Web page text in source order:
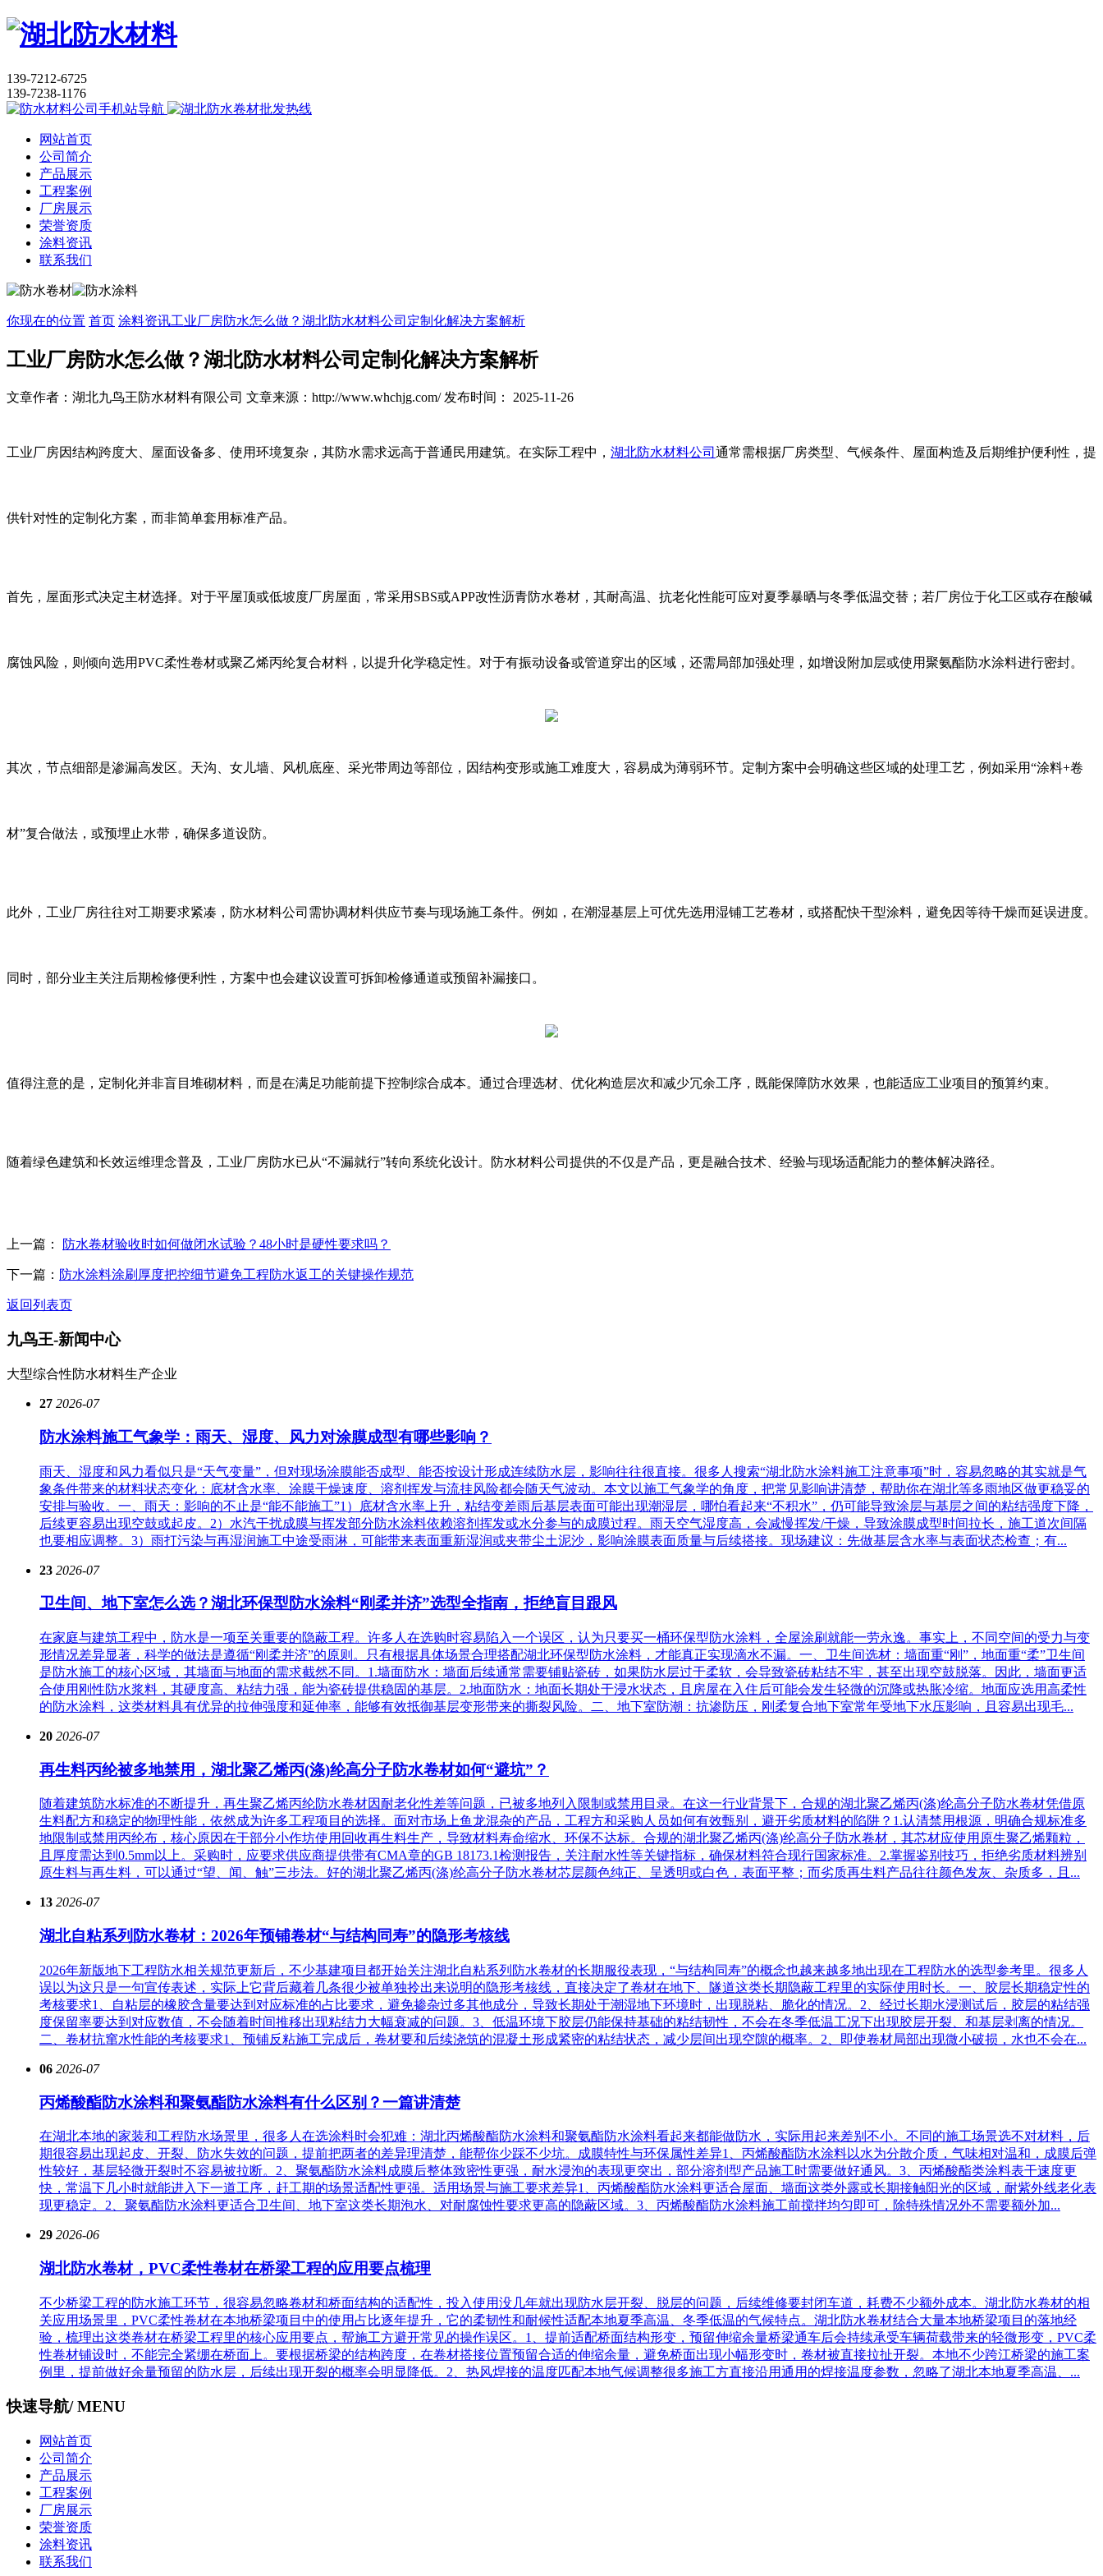
139-7212-6725
139-7238-1176
网站首页
公司简介
产品展示
工程案例
厂房展示
荣誉资质
涂料资讯
联系我们
你现在的位置 首页 涂料资讯工业厂房防水怎么做？湖北防水材料公司定制化解决方案解析
工业厂房防水怎么做？湖北防水材料公司定制化解决方案解析
文章作者：湖北九鸟王防水材料有限公司 文章来源：http://www.whchjg.com/ 发布时间： 2025-11-26
工业厂房因结构跨度大、屋面设备多、使用环境复杂，其防水需求远高于普通民用建筑。在实际工程中， 湖北防水材料公司 通常需根据厂房类型、气候条件、屋面构造及后期维护便利性，提
供针对性的定制化方案，而非简单套用标准产品。
首先，屋面形式决定主材选择。对于平屋顶或低坡度厂房屋面，常采用SBS或APP改性沥青防水卷材，其耐高温、抗老化性能可应对夏季暴晒与冬季低温交替；若厂房位于化工区或存在酸碱
腐蚀风险，则倾向选用PVC柔性卷材或聚乙烯丙纶复合材料，以提升化学稳定性。对于有振动设备或管道穿出的区域，还需局部加强处理，如增设附加层或使用聚氨酯防水涂料进行密封。
其次，节点细部是渗漏高发区。天沟、女儿墙、风机底座、采光带周边等部位，因结构变形或施工难度大，容易成为薄弱环节。定制方案中会明确这些区域的处理工艺，例如采用“涂料+卷
材”复合做法，或预埋止水带，确保多道设防。
此外，工业厂房往往对工期要求紧凑，防水材料公司需协调材料供应节奏与现场施工条件。例如，在潮湿基层上可优先选用湿铺工艺卷材，或搭配快干型涂料，避免因等待干燥而延误进度。
同时，部分业主关注后期检修便利性，方案中也会建议设置可拆卸检修通道或预留补漏接口。
值得注意的是，定制化并非盲目堆砌材料，而是在满足功能前提下控制综合成本。通过合理选材、优化构造层次和减少冗余工序，既能保障防水效果，也能适应工业项目的预算约束。
随着绿色建筑和长效运维理念普及，工业厂房防水已从“不漏就行”转向系统化设计。防水材料公司提供的不仅是产品，更是融合技术、经验与现场适配能力的整体解决路径。
上一篇： 防水卷材验收时如何做闭水试验？48小时是硬性要求吗？
下一篇： 防水涂料涂刷厚度把控细节避免工程防水返工的关键操作规范
返回列表页
九鸟王-新闻中心
大型综合性防水材料生产企业
27 2026-07
防水涂料施工气象学：雨天、湿度、风力对涂膜成型有哪些影响？
雨天、湿度和风力看似只是“天气变量”，但对现场涂膜能否成型、能否按设计形成连续防水层，影响往往很直接。很多人搜索“湖北防水涂料施工注意事项”时，容易忽略的其实就是气
象条件带来的材料状态变化：底材含水率、涂膜干燥速度、溶剂挥发与流挂风险都会随天气波动。本文以施工气象学的角度，把常见影响讲清楚，帮助你在湖北等多雨地区做更稳妥的
安排与验收。一、雨天：影响的不止是“能不能施工”1）底材含水率上升，粘结变差雨后基层表面可能出现潮湿层，哪怕看起来“不积水”，仍可能导致涂层与基层之间的粘结强度下降，
后续更容易出现空鼓或起皮。2）水汽干扰成膜与挥发部分防水涂料依赖溶剂挥发或水分参与的成膜过程。雨天空气湿度高，会减慢挥发/干燥，导致涂膜成型时间拉长，施工道次间隔
也要相应调整。3）雨打污染与再湿润施工中途受雨淋，可能带来表面重新湿润或夹带尘土泥沙，影响涂膜表面质量与后续搭接。现场建议：先做基层含水率与表面状态检查；有...
23 2026-07
卫生间、地下室怎么选？湖北环保型防水涂料“刚柔并济”选型全指南，拒绝盲目跟风
在家庭与建筑工程中，防水是一项至关重要的隐蔽工程。许多人在选购时容易陷入一个误区，认为只要买一桶环保型防水涂料，全屋涂刷就能一劳永逸。事实上，不同空间的受力与变
形情况差异显著，科学的做法是遵循“刚柔并济”的原则。只有根据具体场景合理搭配湖北环保型防水涂料，才能真正实现滴水不漏。一、卫生间选材：墙面重“刚”，地面重“柔”卫生间
是防水施工的核心区域，其墙面与地面的需求截然不同。1.墙面防水：墙面后续通常需要铺贴瓷砖，如果防水层过于柔软，会导致瓷砖粘结不牢，甚至出现空鼓脱落。因此，墙面更适
合使用刚性防水浆料，其硬度高、粘结力强，能为瓷砖提供稳固的基层。2.地面防水：地面长期处于浸水状态，且房屋在入住后可能会发生轻微的沉降或热胀冷缩。地面应选用高柔性
的防水涂料，这类材料具有优异的拉伸强度和延伸率，能够有效抵御基层变形带来的撕裂风险。二、地下室防潮：抗渗防压，刚柔复合地下室常年受地下水压影响，且容易出现毛...
20 2026-07
再生料丙纶被多地禁用，湖北聚乙烯丙(涤)纶高分子防水卷材如何“避坑”？
随着建筑防水标准的不断提升，再生聚乙烯丙纶防水卷材因耐老化性差等问题，已被多地列入限制或禁用目录。在这一行业背景下，合规的湖北聚乙烯丙(涤)纶高分子防水卷材凭借原
生料配方和稳定的物理性能，依然成为许多工程项目的选择。面对市场上鱼龙混杂的产品，工程方和采购人员如何有效甄别，避开劣质材料的陷阱？1.认清禁用根源，明确合规标准多
地限制或禁用丙纶布，核心原因在于部分小作坊使用回收再生料生产，导致材料寿命缩水、环保不达标。合规的湖北聚乙烯丙(涤)纶高分子防水卷材，其芯材应使用原生聚乙烯颗粒，
且厚度需达到0.5mm以上。采购时，应要求供应商提供带有CMA章的GB 18173.1检测报告，关注耐水性等关键指标，确保材料符合现行国家标准。2.掌握鉴别技巧，拒绝劣质材料辨别
原生料与再生料，可以通过“望、闻、触”三步法。好的湖北聚乙烯丙(涤)纶高分子防水卷材芯层颜色纯正、呈透明或白色，表面平整；而劣质再生料产品往往颜色发灰、杂质多，且...
13 2026-07
湖北自粘系列防水卷材：2026年预铺卷材“与结构同寿”的隐形考核线
2026年新版地下工程防水相关规范更新后，不少基建项目都开始关注湖北自粘系列防水卷材的长期服役表现，“与结构同寿”的概念也越来越多地出现在工程防水的选型参考里。很多人
误以为这只是一句宣传表述，实际上它背后藏着几条很少被单独拎出来说明的隐形考核线，直接决定了卷材在地下、隧道这类长期隐蔽工程里的实际使用时长。一、胶层长期稳定性的
考核要求1、自粘层的橡胶含量要达到对应标准的占比要求，避免掺杂过多其他成分，导致长期处于潮湿地下环境时，出现脱粘、脆化的情况。2、经过长期水浸测试后，胶层的粘结强
度保留率要达到对应数值，不会随着时间推移出现粘结力大幅衰减的问题。3、低温环境下胶层仍能保持基础的粘结韧性，不会在冬季低温工况下出现胶层开裂、和基层剥离的情况。
二、卷材抗窜水性能的考核要求1、预铺反粘施工完成后，卷材要和后续浇筑的混凝土形成紧密的粘结状态，减少层间出现空隙的概率。2、即使卷材局部出现微小破损，水也不会在...
06 2026-07
丙烯酸酯防水涂料和聚氨酯防水涂料有什么区别？一篇讲清楚
在湖北本地的家装和工程防水场景里，很多人在选涂料时会犯难：‌湖北丙烯酸酯防水涂料‌和聚氨酯防水涂料看起来都能做防水，实际用起来差别不小。不同的施工场景选不对材料，后
期很容易出现起皮、开裂、防水失效的问题，提前把两者的差异理清楚，能帮你少踩不少坑。成膜特性与环保属性差异1、丙烯酸酯防水涂料以水为分散介质，气味相对温和，成膜后弹
性较好，基层轻微开裂时不容易被拉断。2、聚氨酯防水涂料成膜后整体致密性更强，耐水浸泡的表现更突出，部分溶剂型产品施工时需要做好通风。3、丙烯酸酯类涂料表干速度更
快，常温下几小时就能进入下一道工序，赶工期的场景适配性更强。适用场景与施工要求差异1、丙烯酸酯防水涂料更适合屋面、墙面这类外露或长期接触阳光的区域，耐紫外线老化表
现更稳定。2、聚氨酯防水涂料更适合卫生间、地下室这类长期泡水、对耐腐蚀性要求更高的隐蔽区域。3、丙烯酸酯防水涂料施工前搅拌均匀即可，除特殊情况外不需要额外加...
29 2026-06
湖北防水卷材，PVC柔性卷材在桥梁工程的应用要点梳理
不少桥梁工程的防水施工环节，很容易忽略卷材和桥面结构的适配性，投入使用没几年就出现防水层开裂、脱层的问题，后续维修要封闭车道，耗费不少额外成本。湖北防水卷材的相
关应用场景里，PVC柔性卷材在本地桥梁项目中的使用占比逐年提升，它的柔韧性和耐候性适配本地夏季高温、冬季低温的气候特点。湖北防水卷材结合大量本地桥梁项目的落地经
验，梳理出这类卷材在桥梁工程里的核心应用要点，帮施工方避开常见的操作误区。1、提前适配桥面结构形变，预留伸缩余量‌桥梁通车后会持续承受车辆荷载带来的轻微形变，PVC柔
性卷材铺设时，不能完全紧绷在桥面上。要根据桥梁的结构跨度，在卷材搭接位置预留合适的伸缩余量，避免桥面出现小幅形变时，卷材被直接拉扯开裂。本地不少跨江桥梁的施工案
例里，提前做好余量预留的防水层，后续出现开裂的概率会明显降低。2、热风焊接的温度匹配本地气候调整‌很多施工方直接沿用通用的焊接温度参数，忽略了湖北本地夏季高温、...
快速导航/ MENU
网站首页
公司简介
产品展示
工程案例
厂房展示
荣誉资质
涂料资讯
联系我们